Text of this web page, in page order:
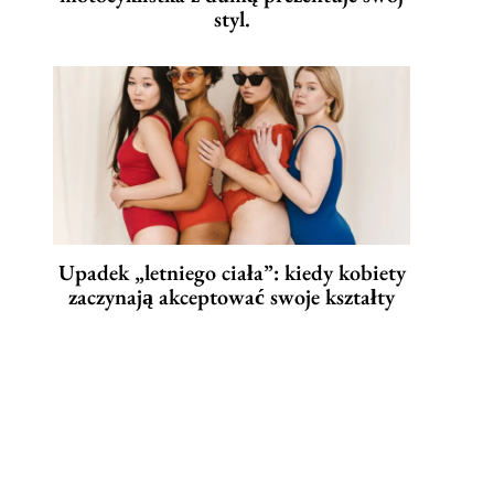
styl.
Upadek „letniego ciała”: kiedy kobiety
zaczynają akceptować swoje kształty